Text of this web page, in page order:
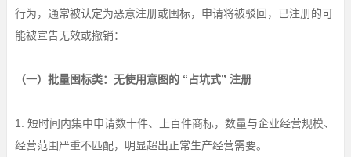
行为，通常被认定为恶意注册或囤标，申请将被驳回，已注册的可
能被宣告无效或撤销：
（一）批量囤标类：无使用意图的 “占坑式” 注册
1. 短时间内集中申请数十件、上百件商标，数量与企业经营规模、
经营范围严重不匹配，明显超出正常生产经营需要。